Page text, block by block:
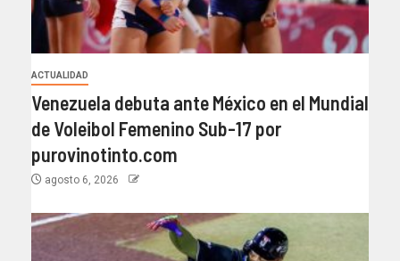
ACTUALIDAD
Venezuela debuta ante México en el Mundial
de Voleibol Femenino Sub-17 por
purovinotinto.com
agosto 6, 2026